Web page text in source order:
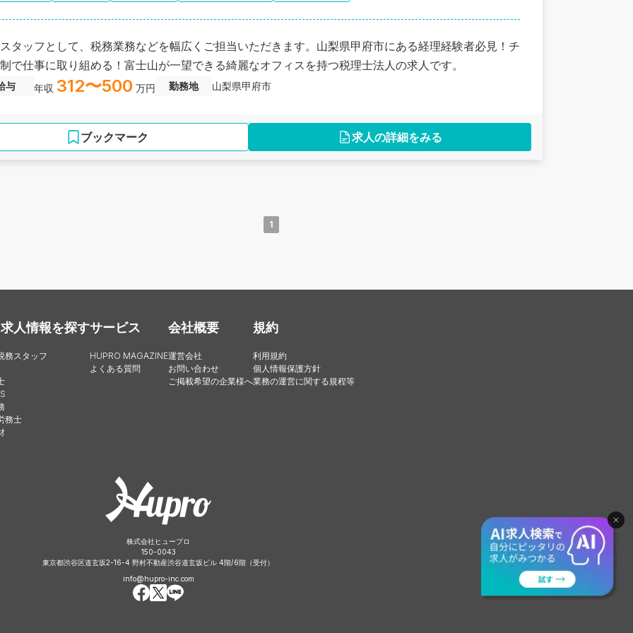
タッフとして、税務業務などを幅広くご担当いただきます。山梨県甲府市にある経理経験者必見！チ
で仕事に取り組める！富士山が一望できる綺麗なオフィスを持つ税理士法人の求人です。
与 年収 312〜500 万円 勤務地 山梨県甲府市
ブックマーク 求人の詳細をみる
1
人情報を探す
務スタッフ
務士
サービス
HUPRO MAGAZINE
よくある質問
会社概要
運営会社
お問い合わせ
ご掲載希望の企業様へ
規約
利用規約
個人情報保護方針
業務の運営に関する規程等
株式会社ヒュープロ
150-0043
東京都渋谷区道玄坂2-16-4 野村不動産渋谷道玄坂ビル 4階/6階（受付）
info@hupro-inc.com